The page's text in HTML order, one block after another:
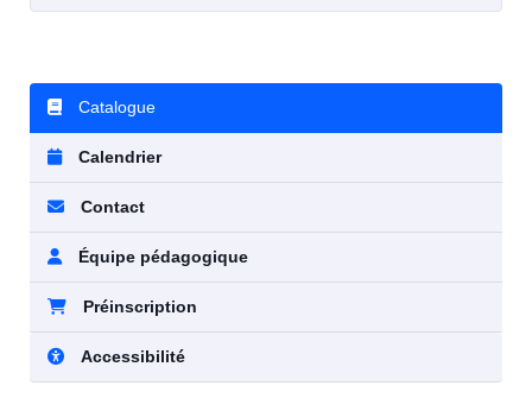
Catalogue
Calendrier
Contact
Équipe pédagogique
Préinscription
Accessibilité